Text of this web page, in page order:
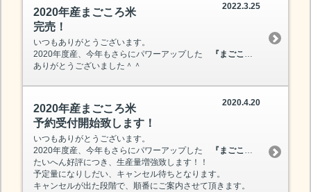
2022.3.25
2020年産まごころ米
完売！
いつもありがとうございます。
2020年度産、今年もさらにパワーアップした
『まごころ米』
ありがとうございました＾＾
2020.4.20
2020年産まごころ米
予約受付開始致します！
いつもありがとうございます。
2020年度産、今年もさらにパワーアップした
『まごころ米』
を、本日
たいへん好評につき、生産量増強致します！！
予定量になりしだい、キャンセル待ちとなります。
キャンセルが出た段階で、順番にご案内させて頂きます。